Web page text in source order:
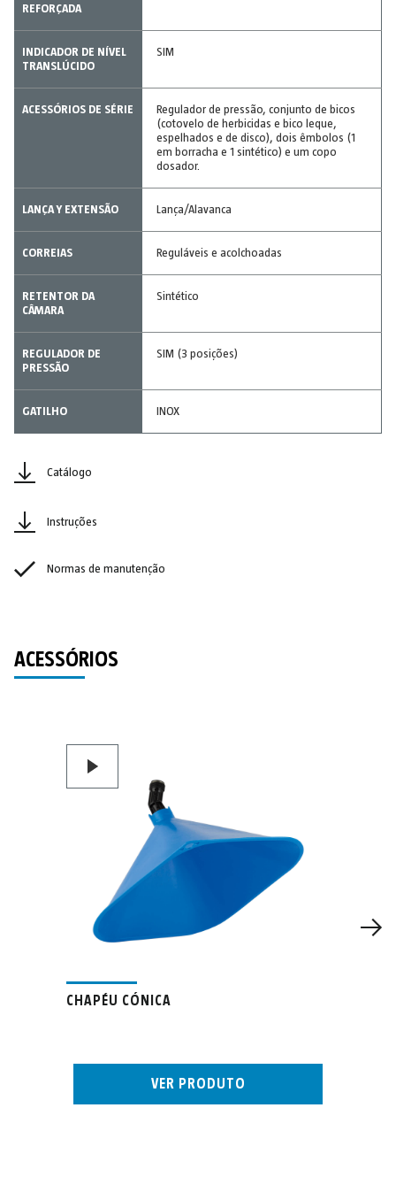
REFORÇADA
INDICADOR DE NÍVEL
TRANSLÚCIDO
SIM
ACESSÓRIOS DE SÉRIE
Regulador de pressão, conjunto de bicos
(cotovelo de herbicidas e bico leque,
espelhados e de disco), dois êmbolos (1
em borracha e 1 sintético) e um copo
dosador.
LANÇA Y EXTENSÃO Lança/Alavanca
CORREIAS Reguláveis e acolchoadas
RETENTOR DA
CÂMARA
Sintético
REGULADOR DE
PRESSÃO
SIM (3 posições)
GATILHO INOX
Catálogo
Instruções
Normas de manutenção
ACESSÓRIOS
CHAPÉU CÓNICA
VER PRODUTO